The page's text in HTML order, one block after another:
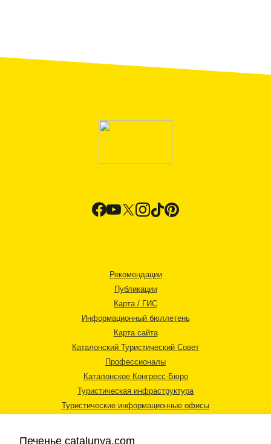
Рекомендации
Публикации
Карта / ГИС
Информационный бюллетень
Карта сайта
Каталонский Туристический Совет
Профессионалы
Каталонское Конгресс-Бюро
Туристическая инфраструктура
Туристические информационные офисы
Печенье catalunya.com